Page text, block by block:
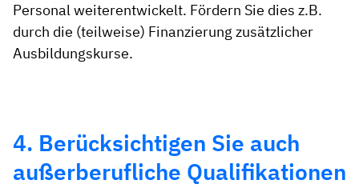
Personal weiterentwickelt. Fördern Sie dies z.B.
durch die (teilweise) Finanzierung zusätzlicher
Ausbildungskurse.
4. Berücksichtigen Sie auch
außerberufliche Qualifikationen